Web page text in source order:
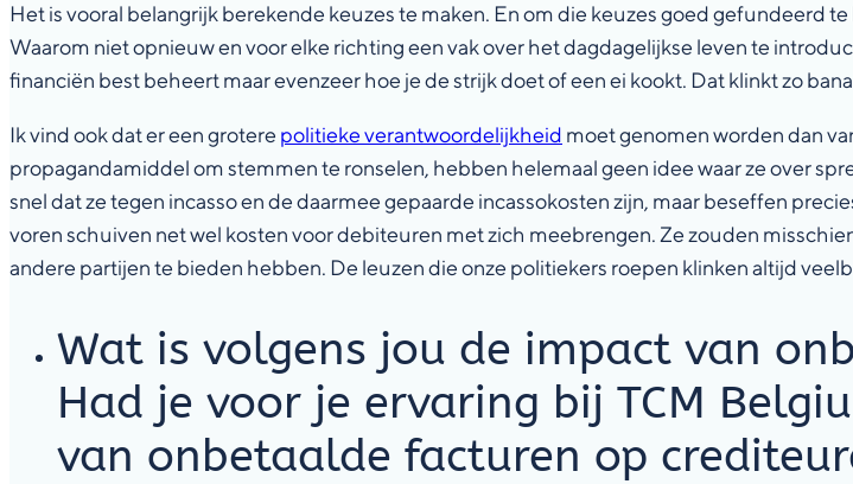
Het is vooral belangrijk berekende keuzes te maken. En om die keuzes goed gefundeerd
Waarom niet opnieuw en voor elke richting een vak over het dagdagelijkse leven te
financiën best beheert maar evenzeer hoe je de strijk doet of een ei kookt. Dat klinkt zo
Ik vind ook dat er een grotere politieke verantwoordelijkheid moet genomen worden dan
propagandamiddel om stemmen te ronselen, hebben helemaal geen idee waar ze over
snel dat ze tegen incasso en de daarmee gepaarde incassokosten zijn, maar beseffen
voren schuiven net wel kosten voor debiteuren met zich meebrengen. Ze zouden
andere partijen te bieden hebben. De leuzen die onze politiekers roepen klinken altijd
Wat is volgens jou de impact van
Had je voor je ervaring bij TCM
van onbetaalde facturen op